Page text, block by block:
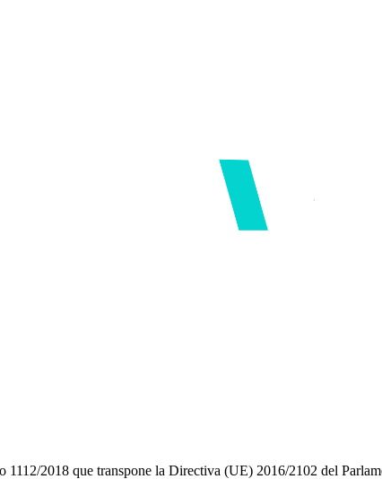
2018 que transpone la Directiva (UE) 2016/2102 del